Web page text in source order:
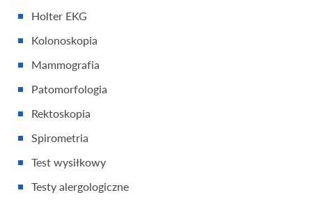
Holter EKG
Kolonoskopia
Mammografia
Patomorfologia
Rektoskopia
Spirometria
Test wysiłkowy
Testy alergologiczne